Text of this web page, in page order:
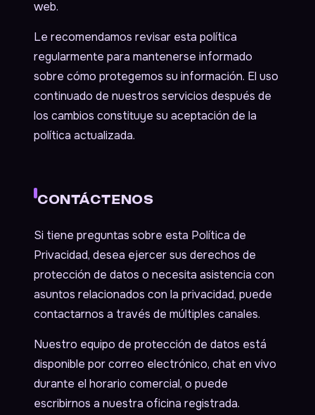
web.
Le recomendamos revisar esta política
regularmente para mantenerse informado
sobre cómo protegemos su información. El uso
continuado de nuestros servicios después de
los cambios constituye su aceptación de la
política actualizada.
CONTÁCTENOS
Si tiene preguntas sobre esta Política de
Privacidad, desea ejercer sus derechos de
protección de datos o necesita asistencia con
asuntos relacionados con la privacidad, puede
contactarnos a través de múltiples canales.
Nuestro equipo de protección de datos está
disponible por correo electrónico, chat en vivo
durante el horario comercial, o puede
escribirnos a nuestra oficina registrada.